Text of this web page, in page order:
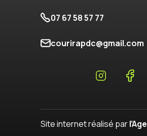
07 67 58 57 77
courirapdc@gmail.com
Site internet réalisé par